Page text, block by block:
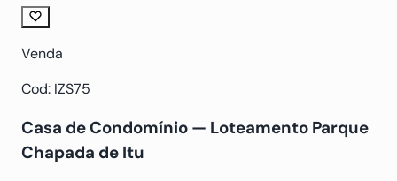
Venda
Cod: IZS75
Casa de Condomínio — Loteamento Parque
Chapada de Itu